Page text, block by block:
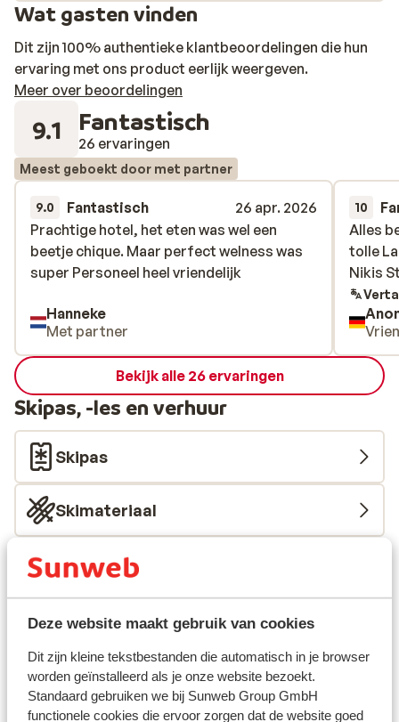
Deze website maakt gebruik van cookies
Dit zijn kleine tekstbestanden die automatisch in je browser
worden geïnstalleerd als je onze website bezoekt.
Standaard gebruiken we bij Sunweb Group GmbH
functionele cookies die ervoor zorgen dat de website goed
Wat gasten vinden
Dit zijn 100% authentieke klantbeoordelingen die hun
ervaring met ons product eerlijk weergeven.
Meer over beoordelingen
9.1 Fantastisch
26 ervaringen
Meest geboekt door met partner
9.0 Fantastisch
26 apr. 2026
Prachtige hotel, het eten was wel een
beetje chique. Maar perfect welness was
super Personeel heel vriendelijk
Prachtige hotel, het eten was wel een
beetje chique. Maar perfect welness was
super Personeel heel vriendelijk
Hanneke
Met partner
10
Alles
tolle
Nikis
Alles
tolle
Nikis
Bekijk alle 26 ervaringen
Skipas, -les en verhuur
Skipas
Skimateriaal
Andere accommodaties in Ischgl
Hotel Fliana
Alpin-Apart
Almfried Apartments